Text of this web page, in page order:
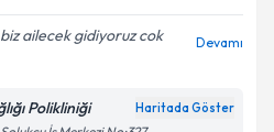
ailecek gidiyoruz cok
Devamı
Polikliniği Haritada Göster